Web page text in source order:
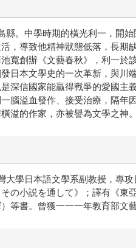
縣。中學時期的橫光利一，開
，導致他精神狀態低落，長
寬創辦《文藝春秋》，利一
日本文學史的一次革新，與
深信國家能贏得戰爭的愛國
腦溢血發作、接受治療，隔
溢的作家，亦被譽為文學之神
大學日本語文學系副教授，
の小説を通して》；譯有《
等書。曾獲一一一年教育部文